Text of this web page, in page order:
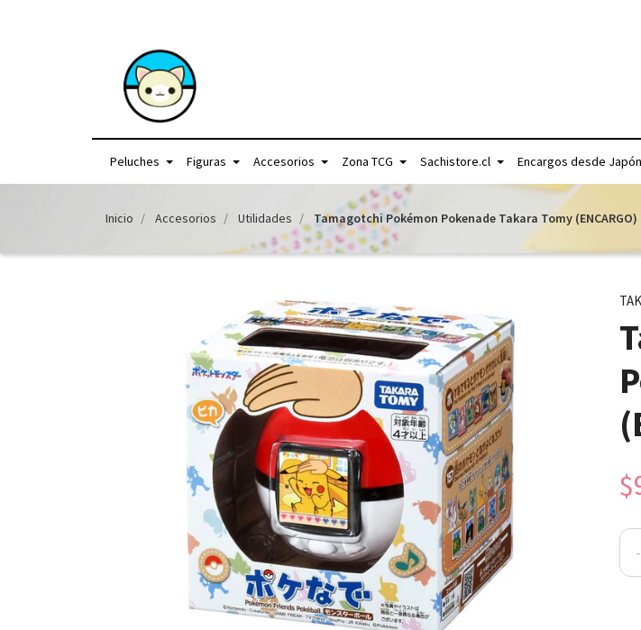
Peluches Figuras Accesorios Zona TCG Sachistore.cl Encargos desde Japón
Inicio Accesorios Utilidades Tamagotchi Pokémon Pokenade Takara Tomy (ENCARGO)
-